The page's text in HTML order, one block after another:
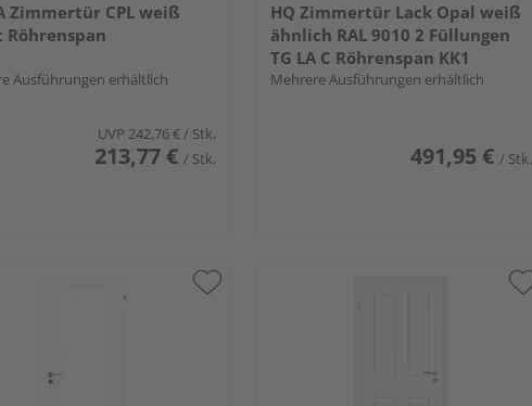
Zimmertür CPL weiß
Röhrenspan
Ausführungen erhältlich
UVP 242,76 €/ Stk.
213,77 € / Stk.
HQ Zimmertür Lack Opal weiß
ähnlich RAL 9010 2 Füllungen
TG LA C Röhrenspan KK1
Mehrere Ausführungen erhältlich
491,95 € / Stk.